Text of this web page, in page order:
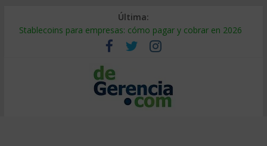
Última:
Stablecoins para empresas: cómo pagar y cobrar en 2026
Despido silencioso: qué es y por qué sale tan caro
IA en selección de personal: cómo auditarla a tiempo
Trabajo forzoso en la cadena de suministro: qué hacer
Mercado hispano de EE. UU.: cómo segmentarlo y venderle